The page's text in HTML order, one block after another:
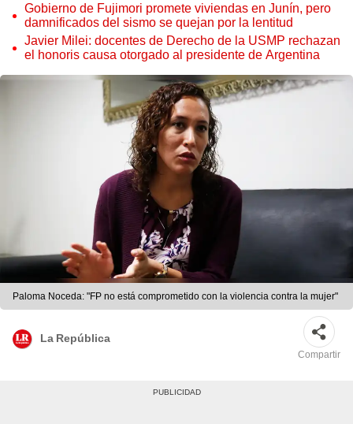
Gobierno de Fujimori promete viviendas en Junín, pero
damnificados del sismo se quejan por la lentitud
Javier Milei: docentes de Derecho de la USMP rechazan
el honoris causa otorgado al presidente de Argentina
Paloma Noceda: "FP no está comprometido con la violencia contra la mujer"
La República
Compartir